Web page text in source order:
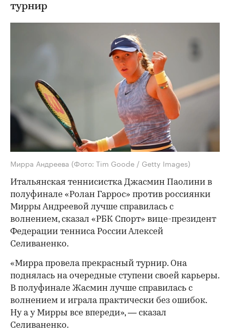
турнир
Мирра Андреева (Фото: Tim Goode / Getty Images)
Итальянская теннисистка Джасмин Паолини в
полуфинале «Ролан Гаррос» против россиянки
Мирры Андреевой лучше справилась с
волнением, сказал «РБК Спорт» вице-президент
Федерации тенниса России Алексей
Селиваненко.
«Мирра провела прекрасный турнир. Она
поднялась на очередные ступени своей карьеры.
В полуфинале Жасмин лучше справилась с
волнением и играла практически без ошибок.
Ну а у Мирры все впереди», — сказал
Селиваненко.